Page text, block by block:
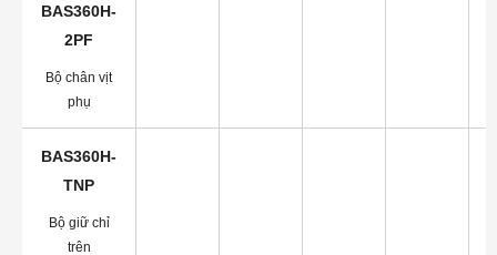
BAS360H-
2PF
Bộ chân vịt
phụ
BAS360H-
TNP
Bộ giữ chỉ
trên